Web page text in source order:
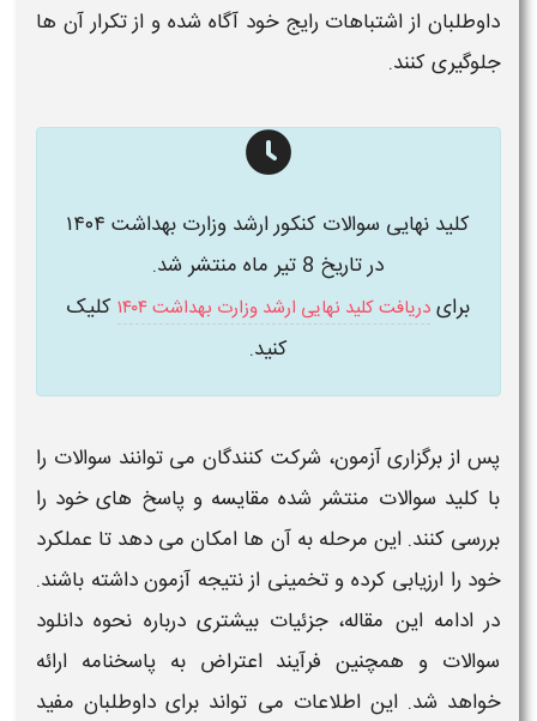
داوطلبان از اشتباهات رایج خود آگاه شده و از تکرار آن ها
جلوگیری کنند.
کلید نهایی سوالات کنکور ارشد وزارت بهداشت ۱۴۰۴
در تاریخ 8 تیر ماه منتشر شد.
برای دریافت کلید نهایی ارشد وزارت بهداشت ۱۴۰۴
کلیک
کنید.
پس از برگزاریآزمون، شرکت کنندگان می توانند سوالات را
با کلید سوالات منتشر شده مقایسه و پاسخ های خود را
بررسی کنند. این مرحله به آن ها امکان می دهد تا عملکرد
خود را ارزیابی کرده و تخمینی از نتیجه آزمون داشته باشند.
در ادامه این مقاله، جزئیات بیشتری درباره نحوه دانلود
سوالات و همچنین فرآینداعتراضبهپاسخنامه ارائه
خواهد شد. این اطلاعات می تواند برای داوطلبان مفید